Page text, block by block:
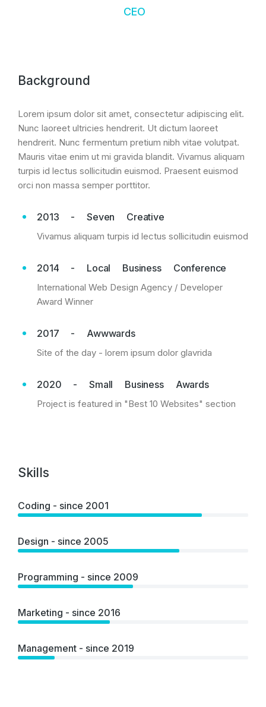
CEO
Background
Lorem ipsum dolor sit amet, consectetur adipiscing elit.
Nunc laoreet ultricies hendrerit. Ut dictum laoreet
hendrerit. Nunc fermentum pretium nibh vitae volutpat.
Mauris vitae enim ut mi gravida blandit. Vivamus aliquam
turpis id lectus sollicitudin euismod. Praesent euismod
orci non massa semper porttitor.
2013 - Seven Creative
Vivamus aliquam turpis id lectus sollicitudin euismod
2014 - Local Business Conference
International Web Design Agency / Developer
Award Winner
2017 - Awwwards
Site of the day - lorem ipsum dolor glavrida
2020 - Small Business Awards
Project is featured in "Best 10 Websites" section
Skills
Coding - since 2001
Design - since 2005
Programming - since 2009
Marketing - since 2016
Management - since 2019